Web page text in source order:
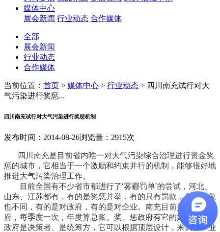
媒体中心
展会新闻 行业动态 合作媒体
全部
展会新闻
行业动态
合作媒体
当前位置： 首页 > 媒体中心 > 行业动态 > 四川南充试行对大
气污染进行奖惩...
四川南充试行对大气污染进行奖惩机制
发布时间：2014-08-26浏览量：2915次
四川南充是目前省内唯一对大气污染综合治理进行资金奖
惩的城市，它相当于一个激励和约束并行的机制，能够很好地
推进大气污染治理工作。
目前全国有不少省市都进行了‘雾霾罚单’的尝试，河北、
山东、江苏都有，有的是奖惩并举，有的只有罚款，并且对象
也不同，有的是对政府，有的是对企业。南充目前是奖惩政
府，每季度一次，年度算总账。奖、惩政府有它的好处，因为
政府是决策者、是统筹方，它可以根据顶层设计，来调整产业